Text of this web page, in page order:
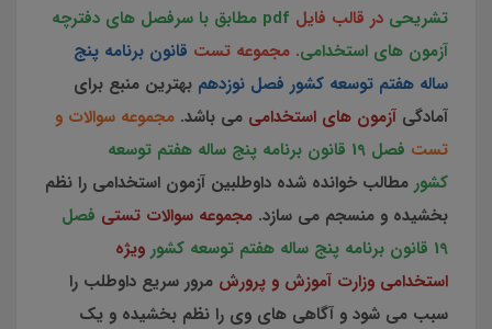
تشریحی در قالب فایل
pdf مطابق با سرفصل های دفترچه
آزمون های استخدامی. مجموعه تست قانون برنامه پنج
ساله هفتم توسعه کشور فصل نوزدهم بهترین منبع برای
آمادگی آزمون های استخدامی می باشد. مجموعه سوالات و
تست
فصل 19 قانون برنامه پنج ساله هفتم توسعه
کشور مطالب خوانده شده داوطلبین آزمون استخدامی را نظم
بخشیده و منسجم می سازد. مجموعه سوالات تستی فصل
19 قانون برنامه پنج ساله هفتم توسعه کشور
ویژه
استخدامی وزارت آموزش و پرورش مرور سریع داوطلب را
سبب می شود و آگاهی های وی را نظم بخشیده و یک